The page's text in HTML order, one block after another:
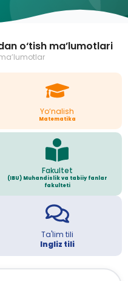
o‘tish ma’lumotlari
Yo‘nalish
Matematika
Fakultet
(IBU) Muhandislik va tabiiy fanlar
fakulteti
Ta'lim tili
Ingliz tili